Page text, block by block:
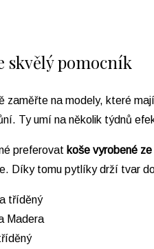
skvělý pomocník
zaměřte na modely, které
Ty umí na několik týdnů
preferovat koše vyrobené
Díky tomu pytlíky drží tvar